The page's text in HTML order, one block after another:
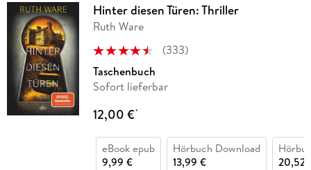
Hinter diesen Türen: Thriller
Ruth Ware
(333)
Taschenbuch
Sofort lieferbar
12,00 €*
eBook epub
9,99 €
Hörbuch Download
13,99 €
20,52